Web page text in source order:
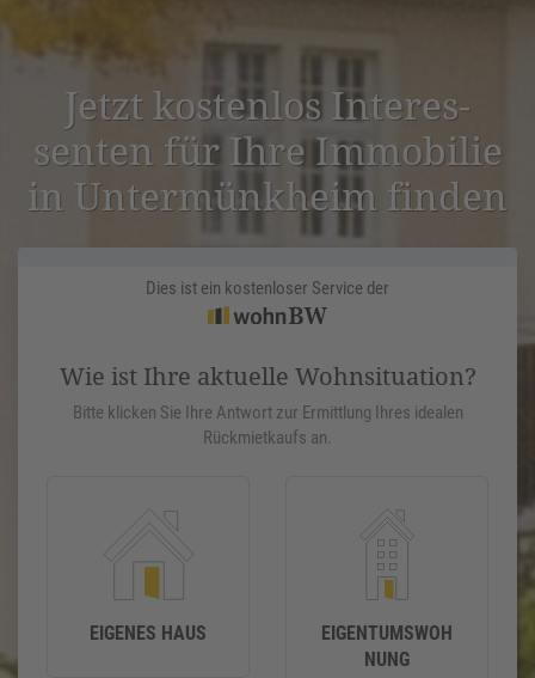
Jetzt kostenlos Inter­es­
senten für Ihre Immobilie
in Unter­münk­heim finden
Dies ist ein kostenloser Service der
Wie ist Ihre aktuelle Wohnsituation?
Bitte klicken Sie Ihre Antwort zur Ermittlung Ihres idealen
Rückmietkaufs an.
EIGENES HAUS
EIGENTUMSWOH
NUNG